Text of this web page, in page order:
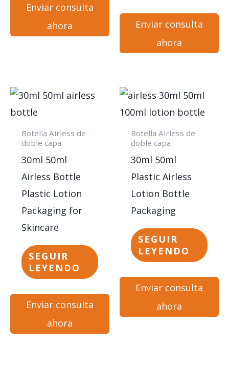
Enviar consulta
ahora
Enviar consulta
ahora
Botella Airless de
doble capa
30ml 50ml
Airless Bottle
Plastic Lotion
Packaging for
Skincare
SEGUIR
LEYENDO
Enviar consulta
ahora
Botella Airless de
doble capa
30ml 50ml
Plastic Airless
Lotion Bottle
Packaging
SEGUIR
LEYENDO
Enviar consulta
ahora